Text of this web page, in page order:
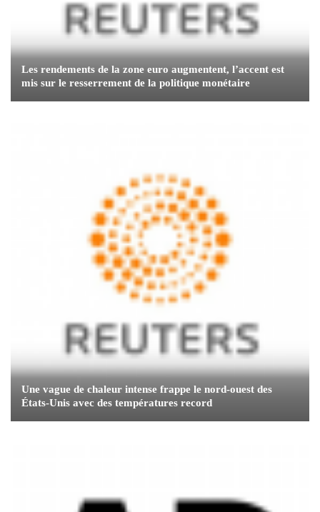
Les rendements de la zone euro augmentent, l’accent est
mis sur le resserrement de la politique monétaire
Une vague de chaleur intense frappe le nord-ouest des
États-Unis avec des températures record